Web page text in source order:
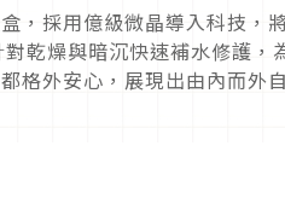
，採用億級微晶導入科技，
乾燥與暗沉快速補水修護，
格外安心，展現出由內而外